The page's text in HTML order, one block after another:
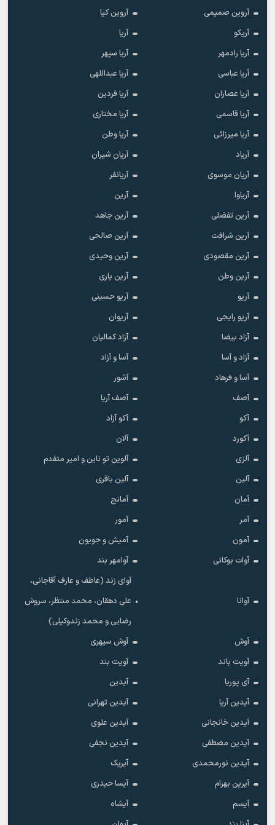
آروین صمیمی
آروین کیا
آریکو
آریا
آریا رادمهر
آریا سپهر
آریا عباسی
آریا عبداللهی
آریا عصاران
آریا فردین
آریا قاسمی
آریا مختاری
آریا میرزائی
آریا وطن
آریاد
آریان شیران
آریان موسوی
آریانفر
آریاوا
آرین
آرین تفضلی
آرین جاهد
آرین شرافت
آرین صالحی
آرین مقصودی
آرین وحیدی
آرین وطن
آرین یاری
آریو
آریو حسینی
آریو رایجی
آریوان
آزاد بیضا
آزاد کمالیان
آزاد و آسا
آسا و آزاد
آسا و فرهاد
آشور
آصف
آصف آریا
آکو
آکو آزاد
آکورد
آلان
آلزی
آلوین تو ناین و امیر متفدم
آلین
آلین باقری
آمان
آمانج
آمر
آمور
آمون
آمیش و جویون
آوات بوکانی
آوامهر بند
آوانا
آوای زند (عاطف و عارف آقاجانی،
علی دهقان، محمد منتظر، سروش
رضایی و محمد زندوکیلی)
آوش
آوش سپهری
آویت باند
آویت بند
آی پوریا
آیدین
آیدین آریا
آیدین تهرانی
آیدین خانجانی
آیدین علوی
آیدین مصطفی
آیدین نجفی
آیدین نورمحمدی
آیریک
آیرین بهرام
آیسا حیدری
آیسم
آیشاه